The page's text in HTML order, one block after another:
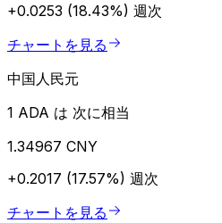
+0.0253 (18.43%) 週次
チャートを見る
中国人民元
1 ADA は 次に相当
1.34967 CNY
+0.2017 (17.57%) 週次
チャートを見る